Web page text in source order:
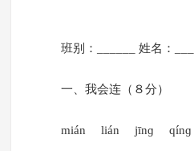
班别：______ 姓名：
一、我会连（８分）
mián lián jīnɡ